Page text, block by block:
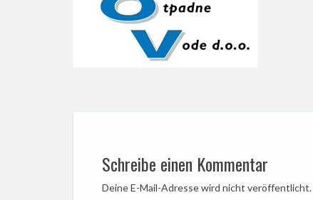
Post
Schreibe einen Kommentar
Deine E-Mail-Adresse wird nicht veröffentlicht.